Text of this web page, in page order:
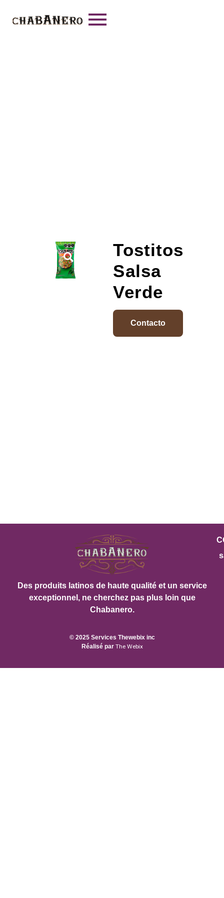
Tostitos
Salsa
Verde
Contacto
Des produits latinos de haute qualité et un service
exceptionnel, ne cherchez pas plus loin que
Chabanero.
© 2025 Services Thewebix inc
Réalisé par The Webix